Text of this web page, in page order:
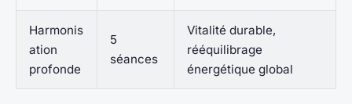
Harmonis
ation
profonde
5
séances
Vitalité durable,
rééquilibrage
énergétique global